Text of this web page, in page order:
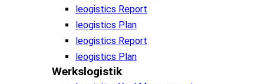
leogistics Report
leogistics Plan
leogistics Report
leogistics Plan
Werkslogistik